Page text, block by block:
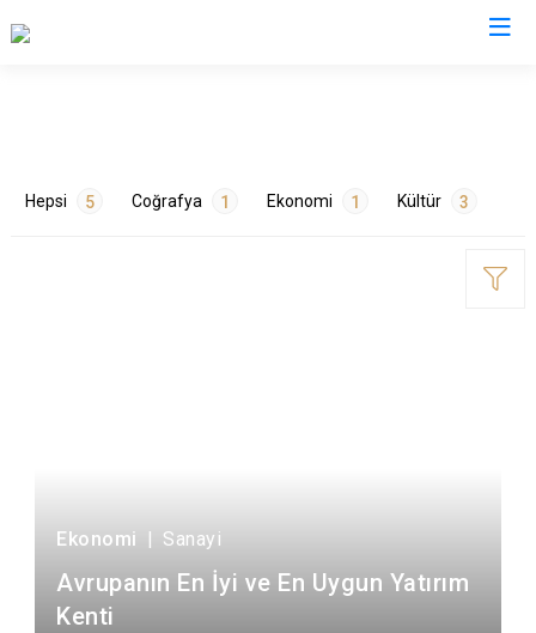
Hepsi 5 Coğrafya 1 Ekonomi 1 Kültür 3
Ekonomi | Sanayi
Avrupanın En İyi ve En Uygun Yatırım
Kenti